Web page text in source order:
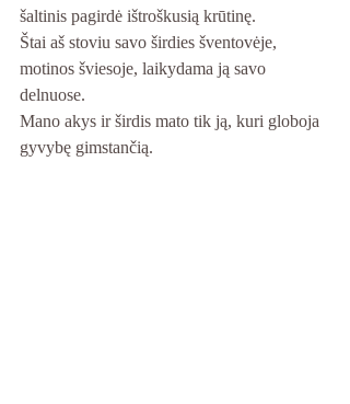
šaltinis pagirdė ištroškusią krūtinę.
Štai aš stoviu savo širdies šventovėje,
motinos šviesoje, laikydama ją savo
delnuose.
Mano akys ir širdis mato tik ją, kuri globoja
gyvybę gimstančią.